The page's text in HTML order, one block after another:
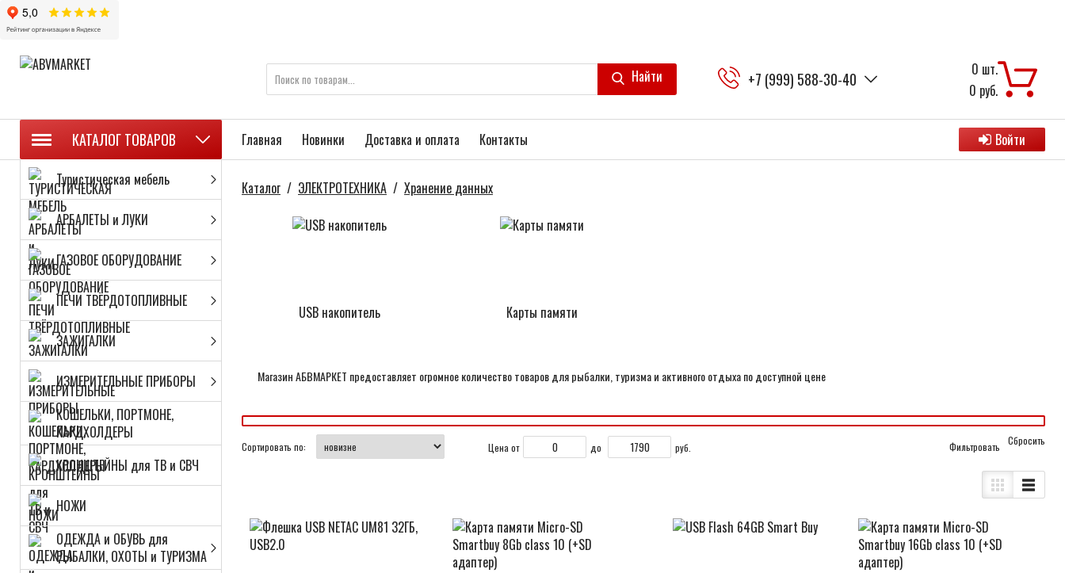
Найти +7 (999) 588-30-40 0 шт.
0 руб.
КАТАЛОГ ТОВАРОВ
Туристическая мебель
АРБАЛЕТЫ и ЛУКИ
ГАЗОВОЕ ОБОРУДОВАНИЕ
ПЕЧИ ТВЁРДОТОПЛИВНЫЕ
ЗАЖИГАЛКИ
ИЗМЕРИТЕЛЬНЫЕ ПРИБОРЫ
КОШЕЛЬКИ, ПОРТМОНЕ,
КАРДХОЛДЕРЫ
КРОНШТЕЙНЫ для ТВ и СВЧ
НОЖИ
ОДЕЖДА и ОБУВЬ для
РЫБАЛКИ, ОХОТЫ и ТУРИЗМА
Главная Новинки Доставка и оплата Контакты Войти
Каталог / ЭЛЕКТРОТЕХНИКА / Хранение данных
USB накопитель Карты памяти
Магазин АБВМАРКЕТ предоставляет огромное количество товаров для рыбалки, туризма и активного отдыха по доступной цене
Сортировать по: Цена от до руб. Cбросить